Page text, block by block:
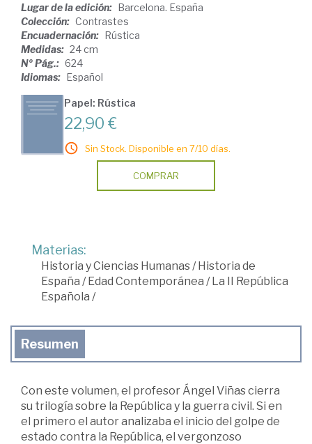
Lugar de la edición: Barcelona. España
Colección: Contrastes
Encuadernación: Rústica
Medidas: 24 cm
Nº Pág.: 624
Idiomas: Español
Papel: Rústica
22,90 €
Sin Stock. Disponible en 7/10 días.
COMPRAR
Materias:
Historia y Ciencias Humanas /Historia de
España /Edad Contemporánea /La II República
Española /
Resumen
Con este volumen, el profesor Ángel Viñas cierra
su trilogía sobre la República y la guerra civil. Si en
el primero el autor analizaba el inicio del golpe de
estado contra la República, el vergonzoso